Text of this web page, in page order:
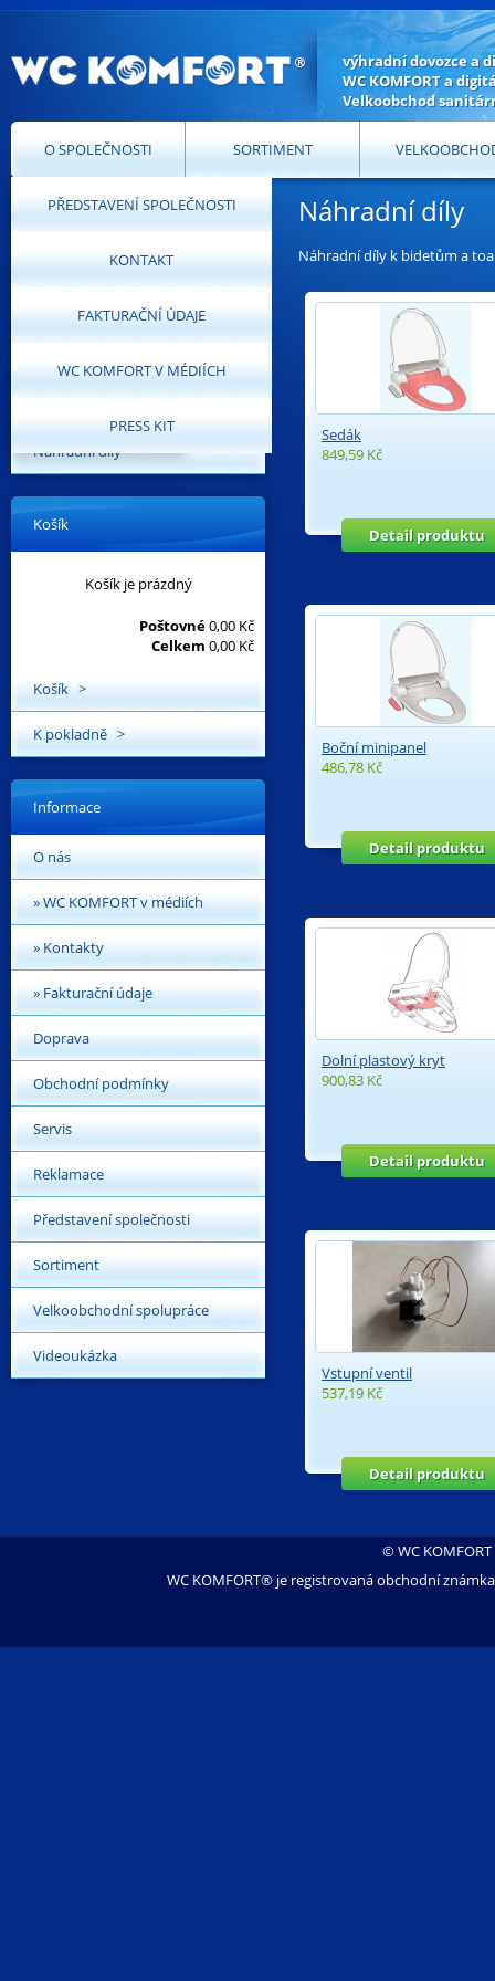
výhradní dovozce a
WC KOMFORT a
Velkoobchod
O SPOLEČNOSTI
PŘEDSTAVENÍ SPOLEČNOSTI
KONTAKT
FAKTURAČNÍ ÚDAJE
WC KOMFORT V MÉDIÍCH
PRESS KIT
SORTIMENT
Elektronické bidety
Přídavné bidety
Náhradní díly
Košík
Košík je prázdný
Poštovné0,00 Kč
Celkem 0,00 Kč
Košík >
K pokladně >
Informace
O nás
» WC KOMFORT v médiích
» Kontakty
» Fakturační údaje
Doprava
Obchodní podmínky
Servis
Reklamace
Představení společnosti
Sortiment
Velkoobchodní spolupráce
Videoukázka
Náhradní díly
Náhradní díly k bidetům a
Sedák
849,59 Kč
Detail produktu
Boční minipanel
486,78 Kč
Detail produktu
Dolní plastový kryt
900,83 Kč
Detail produktu
Vstupní ventil
537,19 Kč
Detail produktu
© WC
WC KOMFORT® je registrovaná obchodní